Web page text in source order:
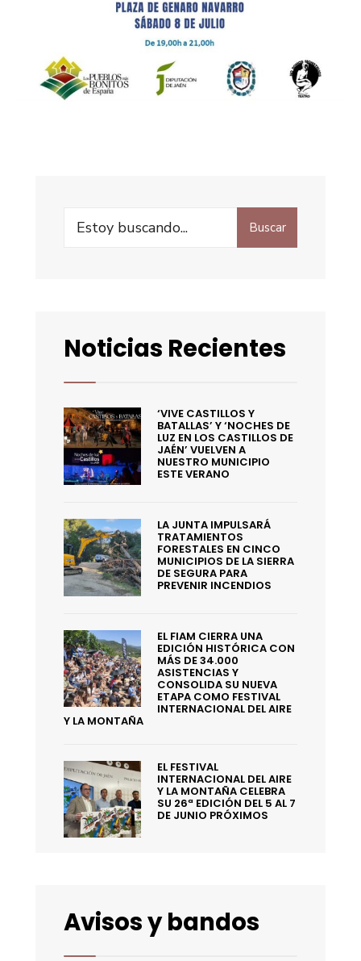
Buscar
Noticias Recientes
‘VIVE CASTILLOS Y
BATALLAS’ Y ‘NOCHES DE
LUZ EN LOS CASTILLOS DE
JAÉN’ VUELVEN A
NUESTRO MUNICIPIO
ESTE VERANO
LA JUNTA IMPULSARÁ
TRATAMIENTOS
FORESTALES EN CINCO
MUNICIPIOS DE LA SIERRA
DE SEGURA PARA
PREVENIR INCENDIOS
EL FIAM CIERRA UNA
EDICIÓN HISTÓRICA CON
MÁS DE 34.000
ASISTENCIAS Y
CONSOLIDA SU NUEVA
ETAPA COMO FESTIVAL
INTERNACIONAL DEL AIRE
Y LA MONTAÑA
EL FESTIVAL
INTERNACIONAL DEL AIRE
Y LA MONTAÑA CELEBRA
SU 26ª EDICIÓN DEL 5 AL 7
DE JUNIO PRÓXIMOS
Avisos y bandos